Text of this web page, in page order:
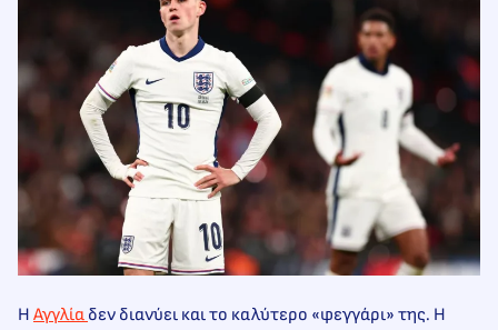
Η Αγγλία δεν διανύει και το καλύτερο «φεγγάρι» της. Η